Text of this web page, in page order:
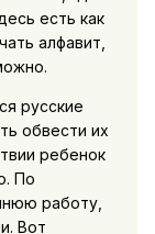
есть как
алфавит,
русские
обвести их
ребенок
По
работу,
Вот